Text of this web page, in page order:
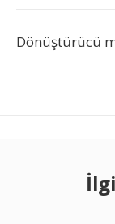
Dönüştürücü